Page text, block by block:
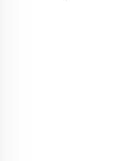
sameeyay in
marka la isku dayo
ka dhacaya